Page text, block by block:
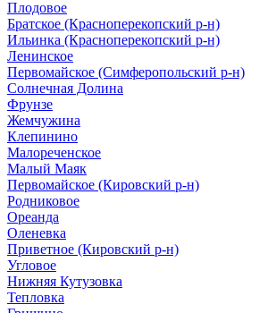
Плодовое
Братское (Красноперекопский р-н)
Ильинка (Красноперекопский р-н)
Ленинское
Первомайское (Симферопольский р-н)
Солнечная Долина
Фрунзе
Жемчужина
Клепинино
Малореченское
Малый Маяк
Первомайское (Кировский р-н)
Родниковое
Ореанда
Оленевка
Приветное (Кировский р-н)
Угловое
Нижняя Кутузовка
Тепловка